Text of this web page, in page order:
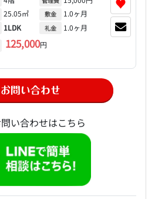
25.05㎡
1LDK
125,000円
敷金 1.0ヶ月
礼金 1.0ヶ月
♥
い合わせはこちら